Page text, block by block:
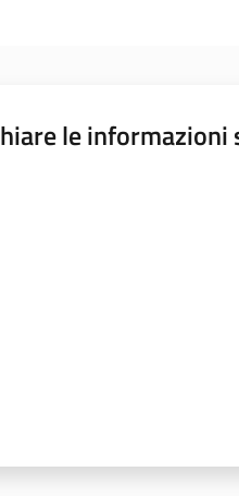
le informazioni